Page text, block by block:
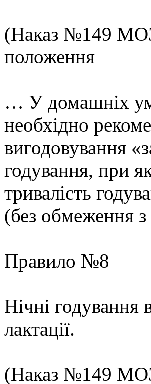
(Наказ №149 МОЗ
положення
… У домашніх
необхідно
вигодовування
годування, при
тривалість
(без обмеження
Правило №8
Нічні годування
лактації.
(Наказ №149